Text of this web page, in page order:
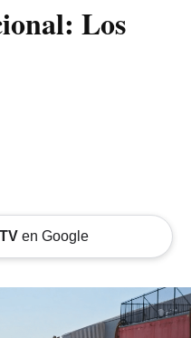
Los
en Google